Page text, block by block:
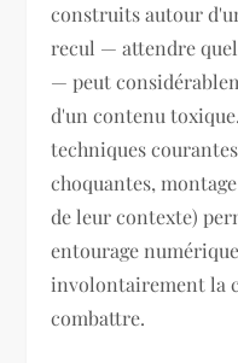
construits autour
recul — attendre
— peut
d'un contenu
techniques
choquantes,
de leur contexte)
entourage
involontairement la
combattre.